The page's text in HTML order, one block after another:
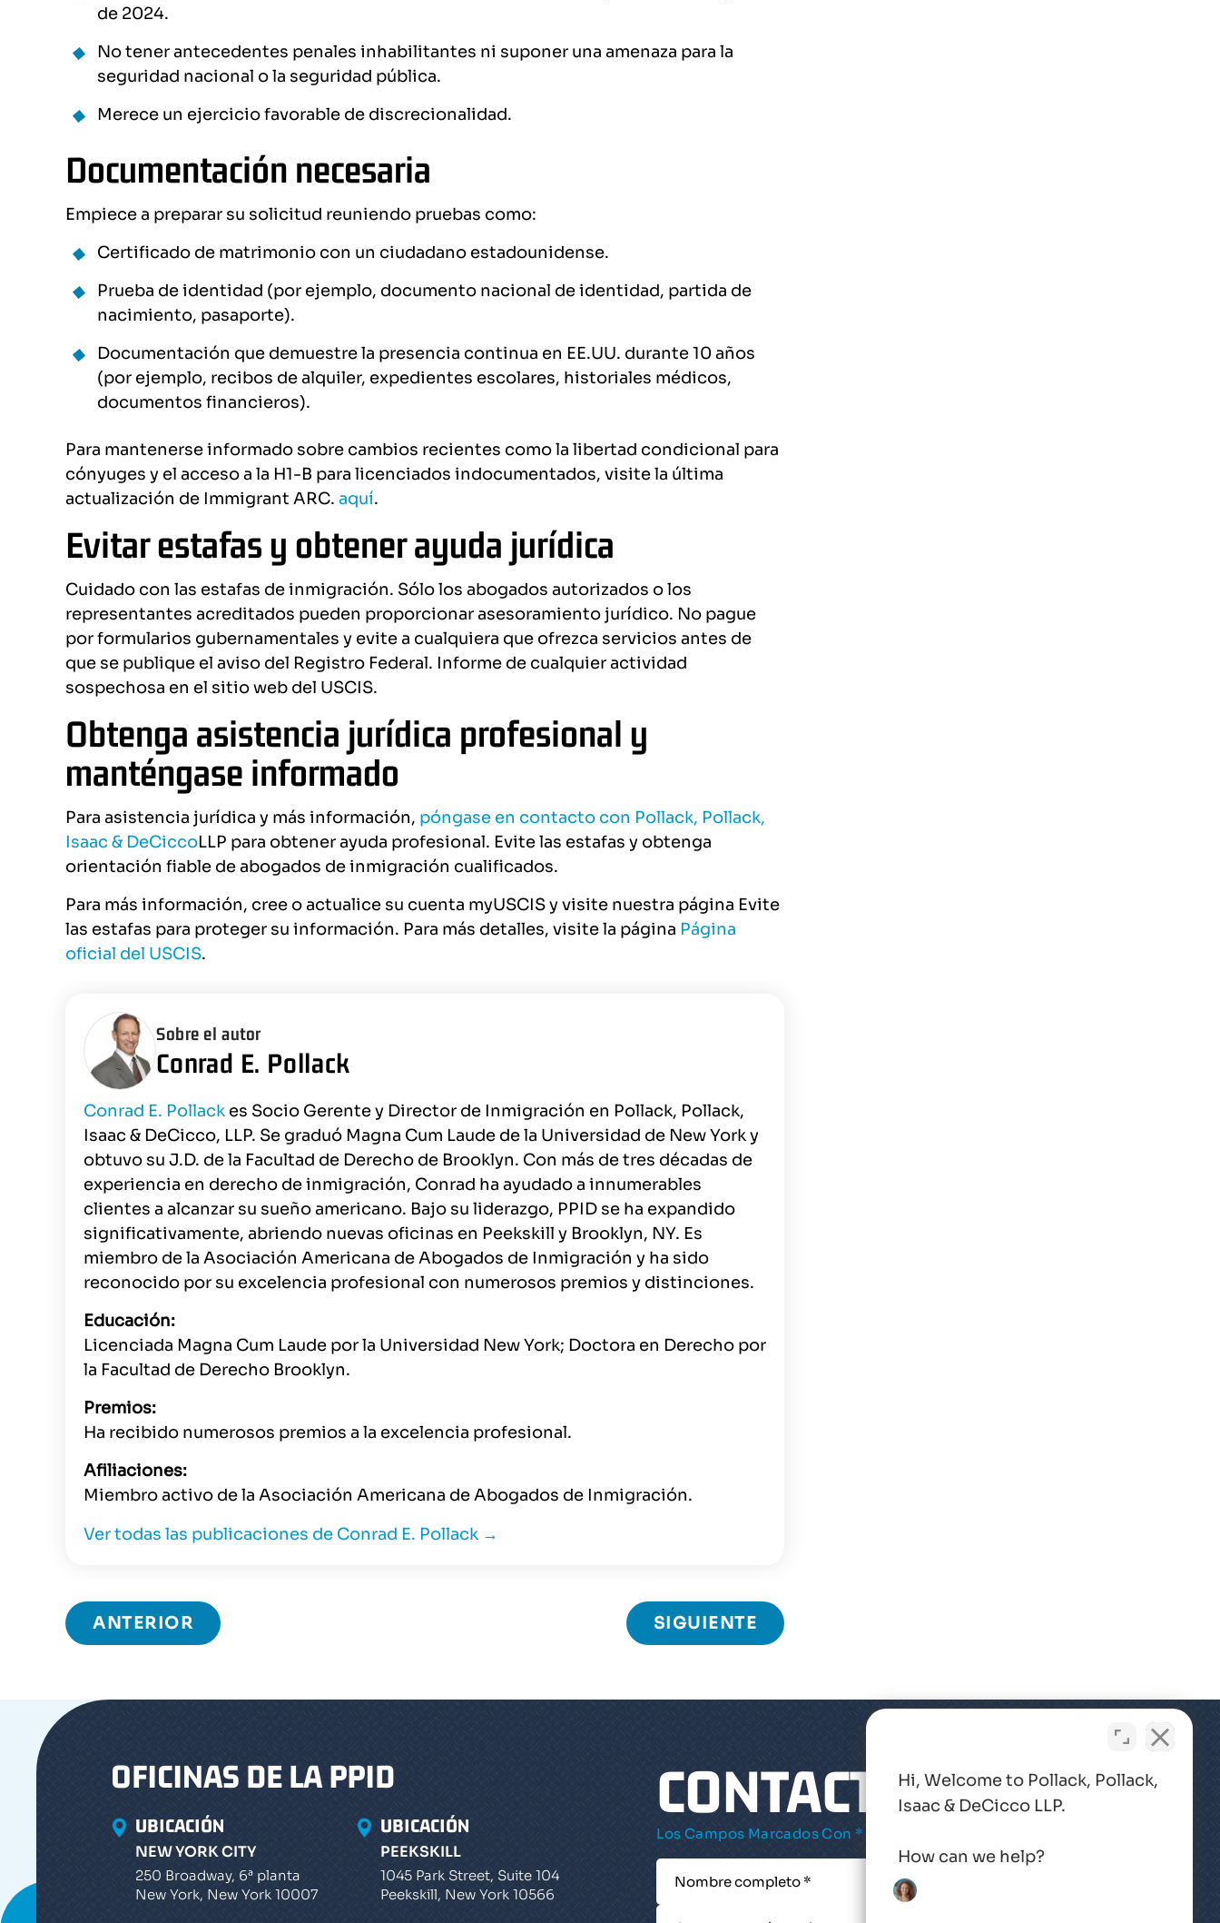
de 2024.
No tener antecedentes penales inhabilitantes ni suponer una amenaza para la
seguridad nacional o la seguridad pública.
Merece un ejercicio favorable de discrecionalidad.
Documentación necesaria
Empiece a preparar su solicitud reuniendo pruebas como:
Certificado de matrimonio con un ciudadano estadounidense.
Prueba de identidad (por ejemplo, documento nacional de identidad, partida de
nacimiento, pasaporte).
Documentación que demuestre la presencia continua en EE.UU. durante 10 años
(por ejemplo, recibos de alquiler, expedientes escolares, historiales médicos,
documentos financieros).
Para mantenerse informado sobre cambios recientes como la libertad condicional para
cónyuges y el acceso a la H1-B para licenciados indocumentados, visite la última
actualización de Immigrant ARC. aquí.
Evitar estafas y obtener ayuda jurídica
Cuidado con las estafas de inmigración. Sólo los abogados autorizados o los
representantes acreditados pueden proporcionar asesoramiento jurídico. No pague
por formularios gubernamentales y evite a cualquiera que ofrezca servicios antes de
que se publique el aviso del Registro Federal. Informe de cualquier actividad
sospechosa en el sitio web del USCIS.
Obtenga asistencia jurídica profesional y
manténgase informado
Para asistencia jurídica y más información, póngase en contacto con Pollack, Pollack,
Isaac & DeCiccoLLP para obtener ayuda profesional. Evite las estafas y obtenga
orientación fiable de abogados de inmigración cualificados.
Para más información, cree o actualice su cuenta myUSCIS y visite nuestra página Evite
las estafas para proteger su información. Para más detalles, visite la página Página
oficial del USCIS.
Sobre el autor
Conrad E. Pollack
Conrad E. Pollack es Socio Gerente y Director de Inmigración en Pollack, Pollack,
Isaac & DeCicco, LLP. Se graduó Magna Cum Laude de la Universidad de New York y
obtuvo su J.D. de la Facultad de Derecho de Brooklyn. Con más de tres décadas de
experiencia en derecho de inmigración, Conrad ha ayudado a innumerables
clientes a alcanzar su sueño americano. Bajo su liderazgo, PPID se ha expandido
significativamente, abriendo nuevas oficinas en Peekskill y Brooklyn, NY. Es
miembro de la Asociación Americana de Abogados de Inmigración y ha sido
reconocido por su excelencia profesional con numerosos premios y distinciones.
Educación:
Licenciada Magna Cum Laude por la Universidad New York; Doctora en Derecho por
la Facultad de Derecho Brooklyn.
Premios:
Ha recibido numerosos premios a la excelencia profesional.
Afiliaciones:
Miembro activo de la Asociación Americana de Abogados de Inmigración.
Ver todas las publicaciones de Conrad E. Pollack →
ANTERIOR SIGUIENTE
OFICINAS DE LA PPID
UBICACIÓN
NEW YORK CITY
250 Broadway, 6ª planta
New York, New York 10007
UBICACIÓN
PEEKSKILL
1045 Park Street, Suite 104
Peekskill, New York 10566
CONTACTO
Los Campos Marcados Con * Son Obligatorios
Hi, Welcome to Pollack, Pollack,
Isaac & DeCicco LLP.
How can we help?